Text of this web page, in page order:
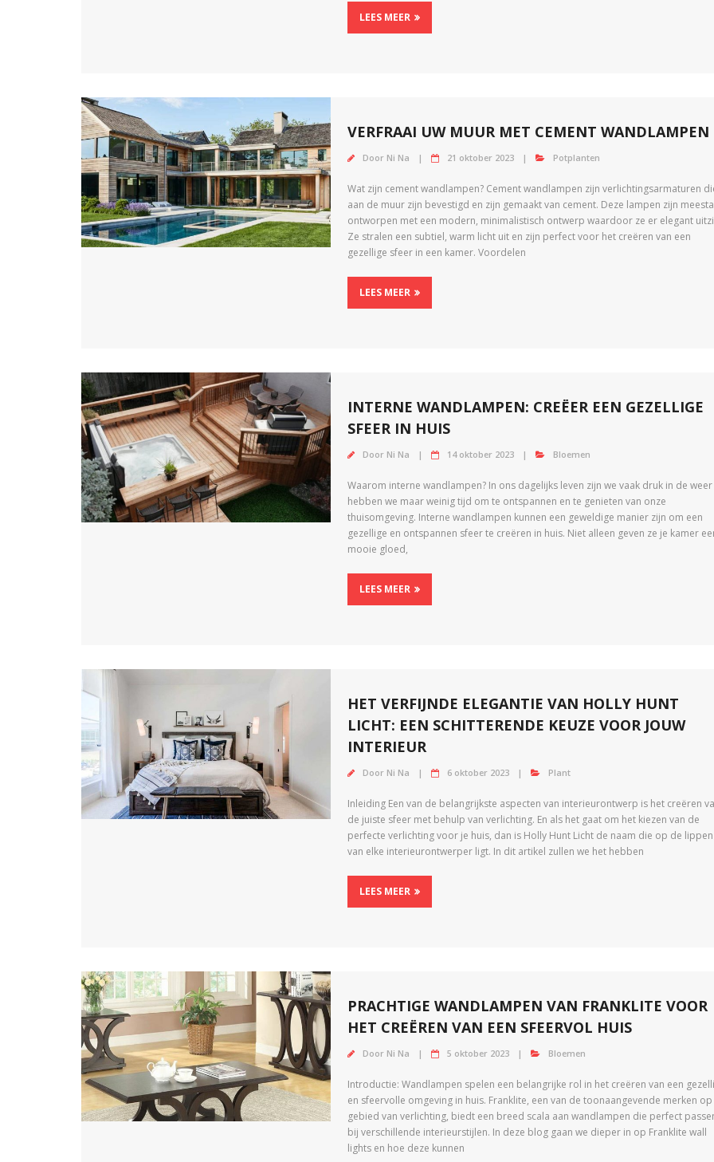
LEES MEER
VERFRAAI UW MUUR MET CEMENT WANDLAMPEN
Door Ni Na 21 oktober 2023 Potplanten
Wat zijn cement wandlampen? Cement wandlampen zijn verlichtingsarmaturen
aan de muur zijn bevestigd en zijn gemaakt van cement. Deze lampen zijn
ontworpen met een modern, minimalistisch ontwerp waardoor ze er elegant
Ze stralen een subtiel, warm licht uit en zijn perfect voor het creëren van een
gezellige sfeer in een kamer. Voordelen
LEES MEER
INTERNE WANDLAMPEN: CREËER EEN GEZELLIGE
SFEER IN HUIS
Door Ni Na 14 oktober 2023 Bloemen
Waarom interne wandlampen? In ons dagelijks leven zijn we vaak druk in de
hebben we maar weinig tijd om te ontspannen en te genieten van onze
thuisomgeving. Interne wandlampen kunnen een geweldige manier zijn om een
gezellige en ontspannen sfeer te creëren in huis. Niet alleen geven ze je kamer
mooie gloed,
LEES MEER
HET VERFIJNDE ELEGANTIE VAN HOLLY HUNT
LICHT: EEN SCHITTERENDE KEUZE VOOR JOUW
INTERIEUR
Door Ni Na 6 oktober 2023 Plant
Inleiding Een van de belangrijkste aspecten van interieurontwerp is het creëren
de juiste sfeer met behulp van verlichting. En als het gaat om het kiezen van de
perfecte verlichting voor je huis, dan is Holly Hunt Licht de naam die op de lippen
van elke interieurontwerper ligt. In dit artikel zullen we het hebben
LEES MEER
PRACHTIGE WANDLAMPEN VAN FRANKLITE VOOR
HET CREËREN VAN EEN SFEERVOL HUIS
Door Ni Na 5 oktober 2023 Bloemen
Introductie: Wandlampen spelen een belangrijke rol in het creëren van een
en sfeervolle omgeving in huis. Franklite, een van de toonaangevende merken
gebied van verlichting, biedt een breed scala aan wandlampen die perfect
bij verschillende interieurstijlen. In deze blog gaan we dieper in op Franklite wall
lights en hoe deze kunnen